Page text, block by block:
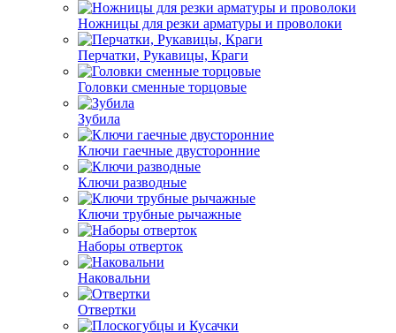
Ножницы для резки арматуры и проволоки
Перчатки, Рукавицы, Краги
Головки сменные торцовые
Зубила
Ключи гаечные двусторонние
Ключи разводные
Ключи трубные рычажные
Наборы отверток
Наковальни
Отвертки